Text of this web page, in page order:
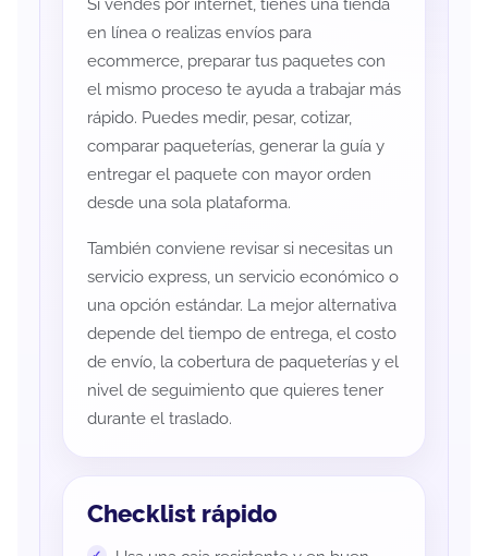
Si vendes por internet, tienes una tienda
en línea o realizas envíos para
ecommerce, preparar tus paquetes con
el mismo proceso te ayuda a trabajar más
rápido. Puedes medir, pesar, cotizar,
comparar paqueterías, generar la guía y
entregar el paquete con mayor orden
desde una sola plataforma.
También conviene revisar si necesitas un
servicio express, un servicio económico o
una opción estándar. La mejor alternativa
depende del tiempo de entrega, el costo
de envío, la cobertura de paqueterías y el
nivel de seguimiento que quieres tener
durante el traslado.
Checklist rápido